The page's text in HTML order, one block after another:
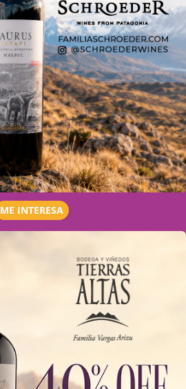
ME INTERESA